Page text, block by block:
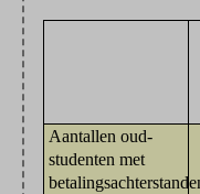
Aantallen oud-
studenten met